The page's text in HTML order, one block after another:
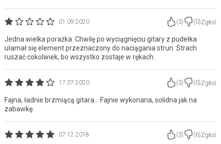
01.09.2020 (3) (0)Zgłoś
Jedna wielka porażka. Chwilę po wyciągnięciu gitary z pudełka
ułamał się element przeznaczony do naciągania strun. Strach
ruszać cokolwiek, bo wszystko zostaje w rękach.
17.07.2020 (3) (0)Zgłoś
Fajna, ładnie brzmiącą gitara... Fajnie wykonana, solidna jak na
zabawkę.
07.12.2018 (3) (6)Zgłoś